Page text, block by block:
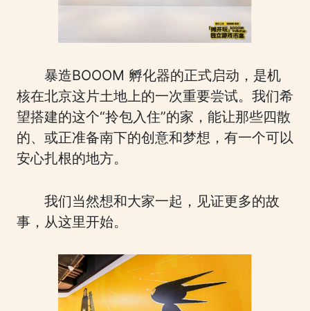
暴造BOOOM 孵化器的正式启动，是机
核在北京这片土地上的一次重要尝试。我们希
望搭建的这个“拎包入住”的家，能让那些四散
的、或正准备南下的创意和梦想，有一个可以
安心扎根的地方。
我们当然想和大家一起，见证更多的故
事，从这里开始。